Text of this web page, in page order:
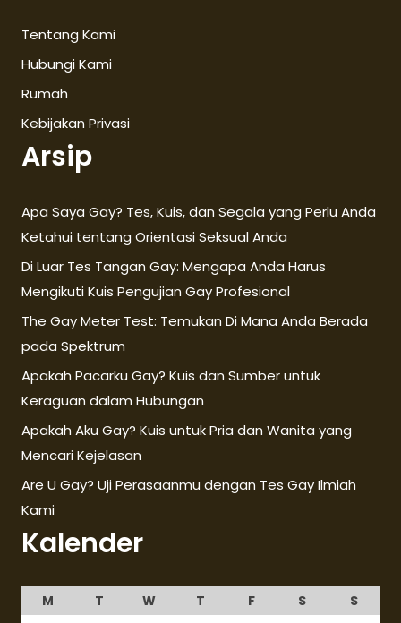
Tentang Kami
Hubungi Kami
Rumah
Kebijakan Privasi
Arsip
Apa Saya Gay? Tes, Kuis, dan Segala yang Perlu Anda
Ketahui tentang Orientasi Seksual Anda
Di Luar Tes Tangan Gay: Mengapa Anda Harus
Mengikuti Kuis Pengujian Gay Profesional
The Gay Meter Test: Temukan Di Mana Anda Berada
pada Spektrum
Apakah Pacarku Gay? Kuis dan Sumber untuk
Keraguan dalam Hubungan
Apakah Aku Gay? Kuis untuk Pria dan Wanita yang
Mencari Kejelasan
Are U Gay? Uji Perasaanmu dengan Tes Gay Ilmiah
Kami
Kalender
M T W T F S
S